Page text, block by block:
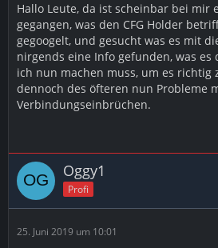
Hallo Leute, da ist scheinbar bei mir
gegangen, was den CFG Holder
gegoogelt, und gesucht was es mit
nirgends eine Info gefunden, was es
ich nun machen muss, um es richtig
dennoch des öfteren nun Probleme
Verbindungseinbrüchen.
Oggy1
Profi
25. Juni 2019 um 10:01